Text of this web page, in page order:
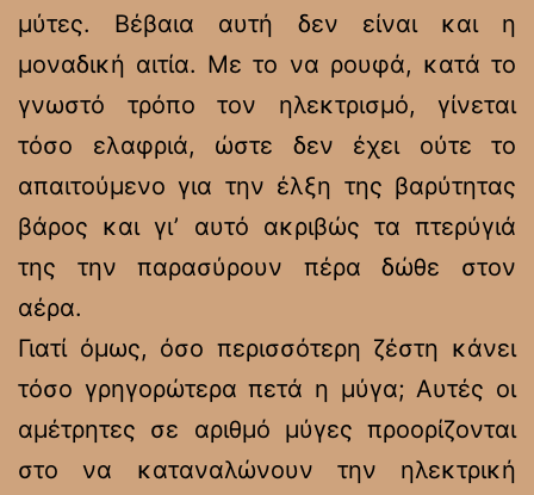
μύτες. Βέβαια αυτή δεν είναι και η
μοναδική αιτία. Με το να ρουφά, κατά το
γνωστό τρόπο τον ηλεκτρισμό, γίνεται
τόσο ελαφριά, ώστε δεν έχει ούτε το
απαιτούμενο για την έλξη της βαρύτητας
βάρος και γι’ αυτό ακριβώς τα πτερύγιά
της την παρασύρουν πέρα δώθε στον
αέρα.
Γιατί όμως, όσο περισσότερη ζέστη κάνει
τόσο γρηγορώτερα πετά η μύγα; Αυτές οι
αμέτρητες σε αριθμό μύγες προορίζονται
στο να καταναλώνουν την ηλεκτρική